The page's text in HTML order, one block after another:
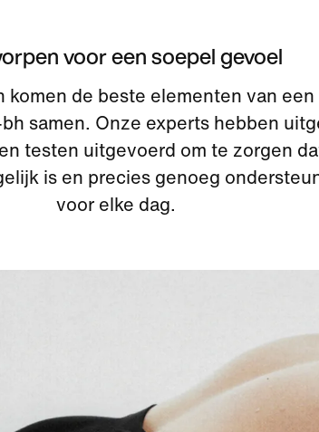
voor een soepel gevoel
komen de beste elementen van
samen. Onze experts hebben
testen uitgevoerd om te zorgen
is en precies genoeg
voor elke dag.